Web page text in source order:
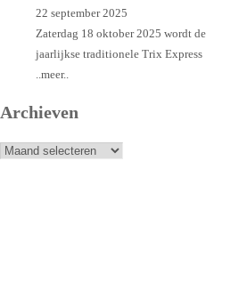
22 september 2025
Zaterdag 18 oktober 2025 wordt de
jaarlijkse traditionele Trix Express
..meer..
Archieven
Archieven